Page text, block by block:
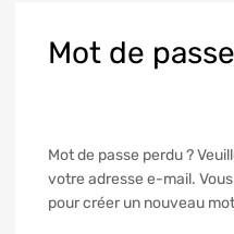
Mot de
Mot de passe perdu ?
votre adresse e-mail.
pour créer un nouveau